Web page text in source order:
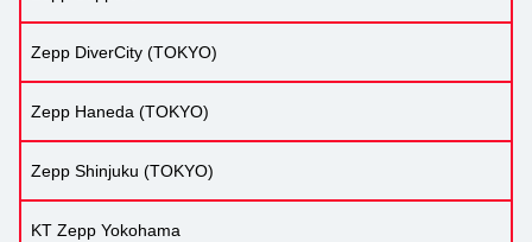
Zepp DiverCity (TOKYO)
Zepp Haneda (TOKYO)
Zepp Shinjuku (TOKYO)
KT Zepp Yokohama